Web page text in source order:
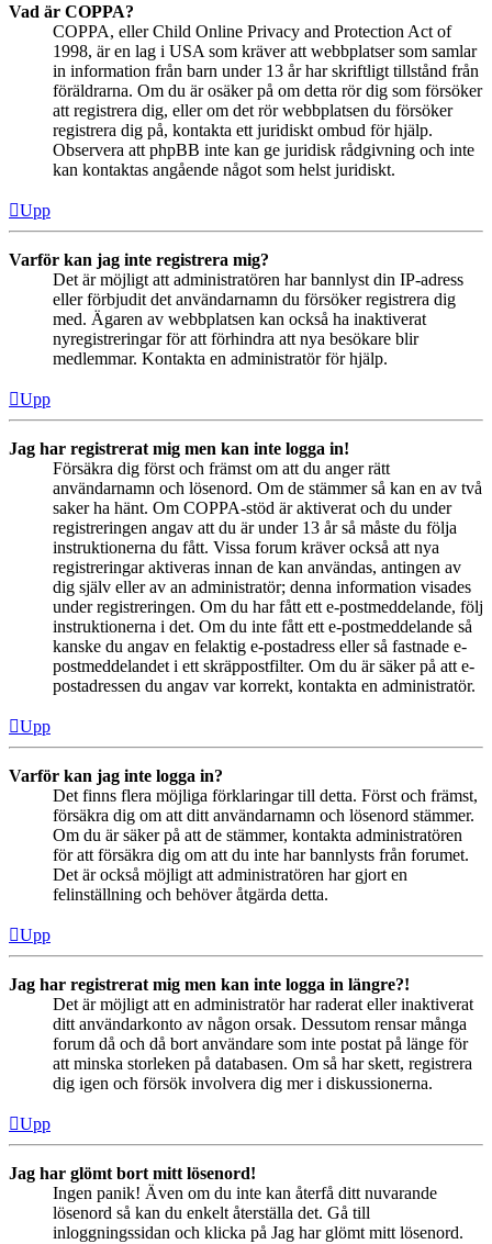
Vad är COPPA?
COPPA, eller Child Online Privacy and Protection Act of
1998, är en lag i USA som kräver att webbplatser som samlar
in information från barn under 13 år har skriftligt tillstånd från
föräldrarna. Om du är osäker på om detta rör dig som försöker
att registrera dig, eller om det rör webbplatsen du försöker
registrera dig på, kontakta ett juridiskt ombud för hjälp.
Observera att phpBB inte kan ge juridisk rådgivning och inte
kan kontaktas angående något som helst juridiskt.
Upp
Varför kan jag inte registrera mig?
Det är möjligt att administratören har bannlyst din IP-adress
eller förbjudit det användarnamn du försöker registrera dig
med. Ägaren av webbplatsen kan också ha inaktiverat
nyregistreringar för att förhindra att nya besökare blir
medlemmar. Kontakta en administratör för hjälp.
Upp
Jag har registrerat mig men kan inte logga in!
Försäkra dig först och främst om att du anger rätt
användarnamn och lösenord. Om de stämmer så kan en av två
saker ha hänt. Om COPPA-stöd är aktiverat och du under
registreringen angav att du är under 13 år så måste du följa
instruktionerna du fått. Vissa forum kräver också att nya
registreringar aktiveras innan de kan användas, antingen av
dig själv eller av an administratör; denna information visades
under registreringen. Om du har fått ett e-postmeddelande, följ
instruktionerna i det. Om du inte fått ett e-postmeddelande så
kanske du angav en felaktig e-postadress eller så fastnade e-
postmeddelandet i ett skräppostfilter. Om du är säker på att e-
postadressen du angav var korrekt, kontakta en administratör.
Upp
Varför kan jag inte logga in?
Det finns flera möjliga förklaringar till detta. Först och främst,
försäkra dig om att ditt användarnamn och lösenord stämmer.
Om du är säker på att de stämmer, kontakta administratören
för att försäkra dig om att du inte har bannlysts från forumet.
Det är också möjligt att administratören har gjort en
felinställning och behöver åtgärda detta.
Upp
Jag har registrerat mig men kan inte logga in längre?!
Det är möjligt att en administratör har raderat eller inaktiverat
ditt användarkonto av någon orsak. Dessutom rensar många
forum då och då bort användare som inte postat på länge för
att minska storleken på databasen. Om så har skett, registrera
dig igen och försök involvera dig mer i diskussionerna.
Upp
Jag har glömt bort mitt lösenord!
Ingen panik! Även om du inte kan återfå ditt nuvarande
lösenord så kan du enkelt återställa det. Gå till
inloggningssidan och klicka på Jag har glömt mitt lösenord.